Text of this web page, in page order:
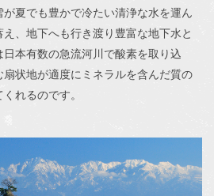
夏でも豊かで冷たい清浄な水を運ん
、地下へも行き渡り豊富な地下水と
本有数の急流河川で酸素を取り込
状地が適度にミネラルを含んだ質の
れるのです。